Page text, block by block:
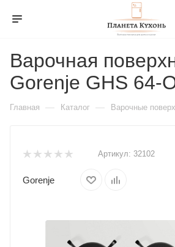
Варочная
Gorenje GHS 64-
Главная — Каталог — Варочные
Артикул: 32102
Gorenje